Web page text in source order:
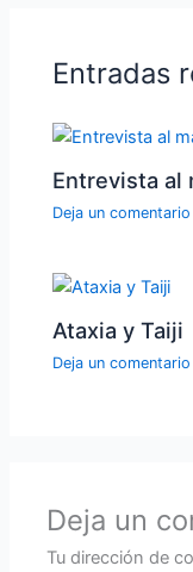
Entradas
Entrevista al
Deja un comentario
Ataxia y Taiji
Deja un comentario
Deja un
Tu dirección de